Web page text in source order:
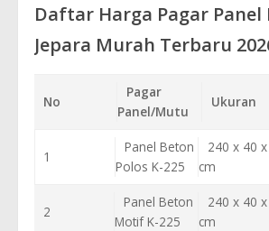
Daftar Harga Pagar Panel
Jepara Murah Terbaru
No
Pagar
Panel/Mutu
Ukuran
1
Panel Beton
Polos K-225
240 x 40
cm
2
Panel Beton
Motif K-225
240 x 40
cm